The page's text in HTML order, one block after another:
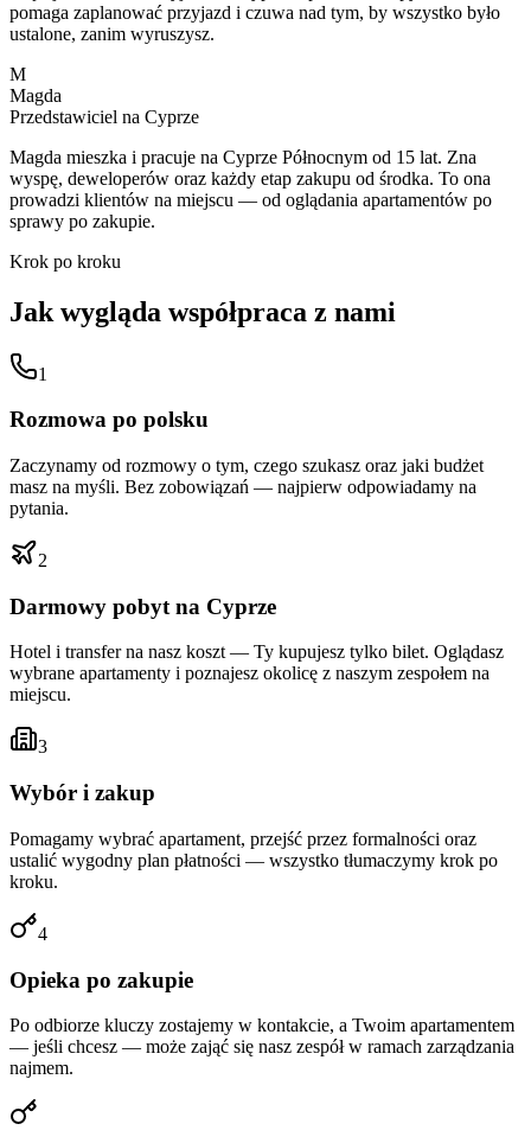
pomaga zaplanować przyjazd i czuwa nad tym, by wszystko było
ustalone, zanim wyruszysz.
M
Magda
Przedstawiciel na Cyprze
Magda mieszka i pracuje na Cyprze Północnym od 15 lat. Zna
wyspę, deweloperów oraz każdy etap zakupu od środka. To ona
prowadzi klientów na miejscu — od oglądania apartamentów po
sprawy po zakupie.
Krok po kroku
Jak wygląda współpraca z nami
1
Rozmowa po polsku
Zaczynamy od rozmowy o tym, czego szukasz oraz jaki budżet
masz na myśli. Bez zobowiązań — najpierw odpowiadamy na
pytania.
2
Darmowy pobyt na Cyprze
Hotel i transfer na nasz koszt — Ty kupujesz tylko bilet. Oglądasz
wybrane apartamenty i poznajesz okolicę z naszym zespołem na
miejscu.
3
Wybór i zakup
Pomagamy wybrać apartament, przejść przez formalności oraz
ustalić wygodny plan płatności — wszystko tłumaczymy krok po
kroku.
4
Opieka po zakupie
Po odbiorze kluczy zostajemy w kontakcie, a Twoim apartamentem
— jeśli chcesz — może zająć się nasz zespół w ramach zarządzania
najmem.